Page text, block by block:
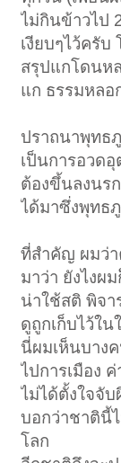
ไม่กินข้าวไป
เงียบๆไว้ครั
สรุปแกโดนห
แก ธรรมหลอ
ปราถนาพุทธ
เป็นการอวด
ต้องขึ้นลงนร
ได้มาซึ่งพุทธ
ที่สำคัญ ผมว่า
มาว่า ยังไงผ
น่าใช้สติ พิจา
ดูถูกเก็บไว้ใน
นี่ผมเห็นบาง
ไปการเมือง
ไม่ได้ตั้งใจจับ
บอกว่าชาตินี้
โลก